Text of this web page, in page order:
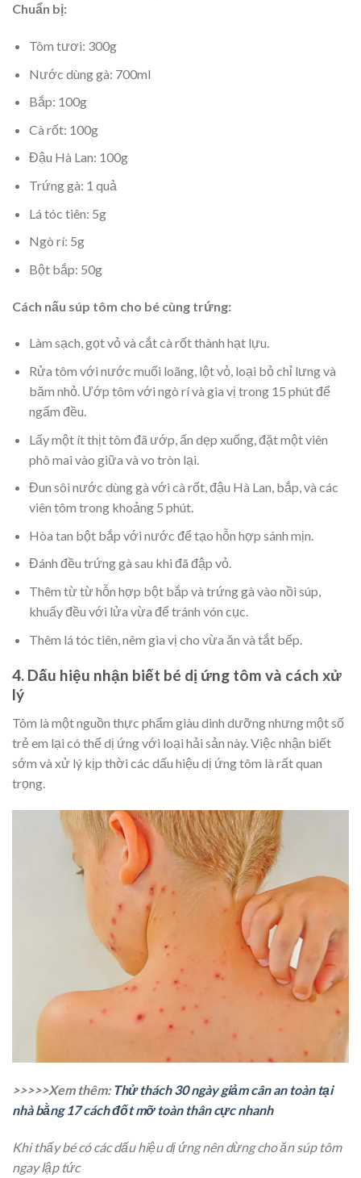
Chuẩn bị:
Tôm tươi: 300g
Nước dùng gà: 700ml
Bắp: 100g
Cà rốt: 100g
Đậu Hà Lan: 100g
Trứng gà: 1 quả
Lá tóc tiên: 5g
Ngò rí: 5g
Bột bắp: 50g
Cách nấu súp tôm cho bé cùng trứng:
Làm sạch, gọt vỏ và cắt cà rốt thành hạt lựu.
Rửa tôm với nước muối loãng, lột vỏ, loại bỏ chỉ lưng và
băm nhỏ. Ướp tôm với ngò rí và gia vị trong 15 phút để
ngấm đều.
Lấy một ít thịt tôm đã ướp, ấn dẹp xuống, đặt một viên
phô mai vào giữa và vo tròn lại.
Đun sôi nước dùng gà với cà rốt, đậu Hà Lan, bắp, và các
viên tôm trong khoảng 5 phút.
Hòa tan bột bắp với nước để tạo hỗn hợp sánh mịn.
Đánh đều trứng gà sau khi đã đập vỏ.
Thêm từ từ hỗn hợp bột bắp và trứng gà vào nồi súp,
khuấy đều với lửa vừa để tránh vón cục.
Thêm lá tóc tiên, nêm gia vị cho vừa ăn và tắt bếp.
4. Dấu hiệu nhận biết bé dị ứng tôm và cách xử
lý
Tôm là một nguồn thực phẩm giàu dinh dưỡng nhưng một số
trẻ em lại có thể dị ứng với loại hải sản này. Việc nhận biết
sớm và xử lý kịp thời các dấu hiệu dị ứng tôm là rất quan
trọng.
>>>>>Xem thêm: Thử thách 30 ngày giảm cân an toàn tại
nhà bằng 17 cách đốt mỡ toàn thân cực nhanh
Khi thấy bé có các dấu hiệu dị ứng nên dừng cho ăn súp tôm
ngay lập tức